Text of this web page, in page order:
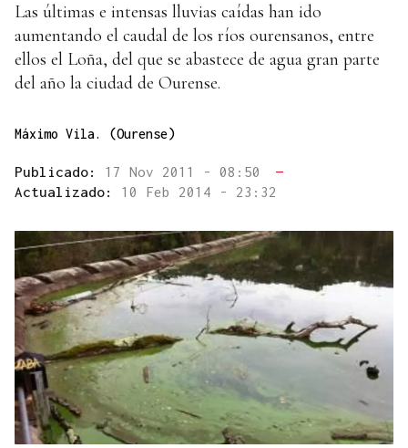
Las últimas e intensas lluvias caídas han ido
aumentando el caudal de los ríos ourensanos, entre
ellos el Loña, del que se abastece de agua gran parte
del año la ciudad de Ourense.
Máximo Vila. (Ourense)
Publicado: 17 Nov 2011 - 08:50
—
Actualizado: 10 Feb 2014 - 23:32